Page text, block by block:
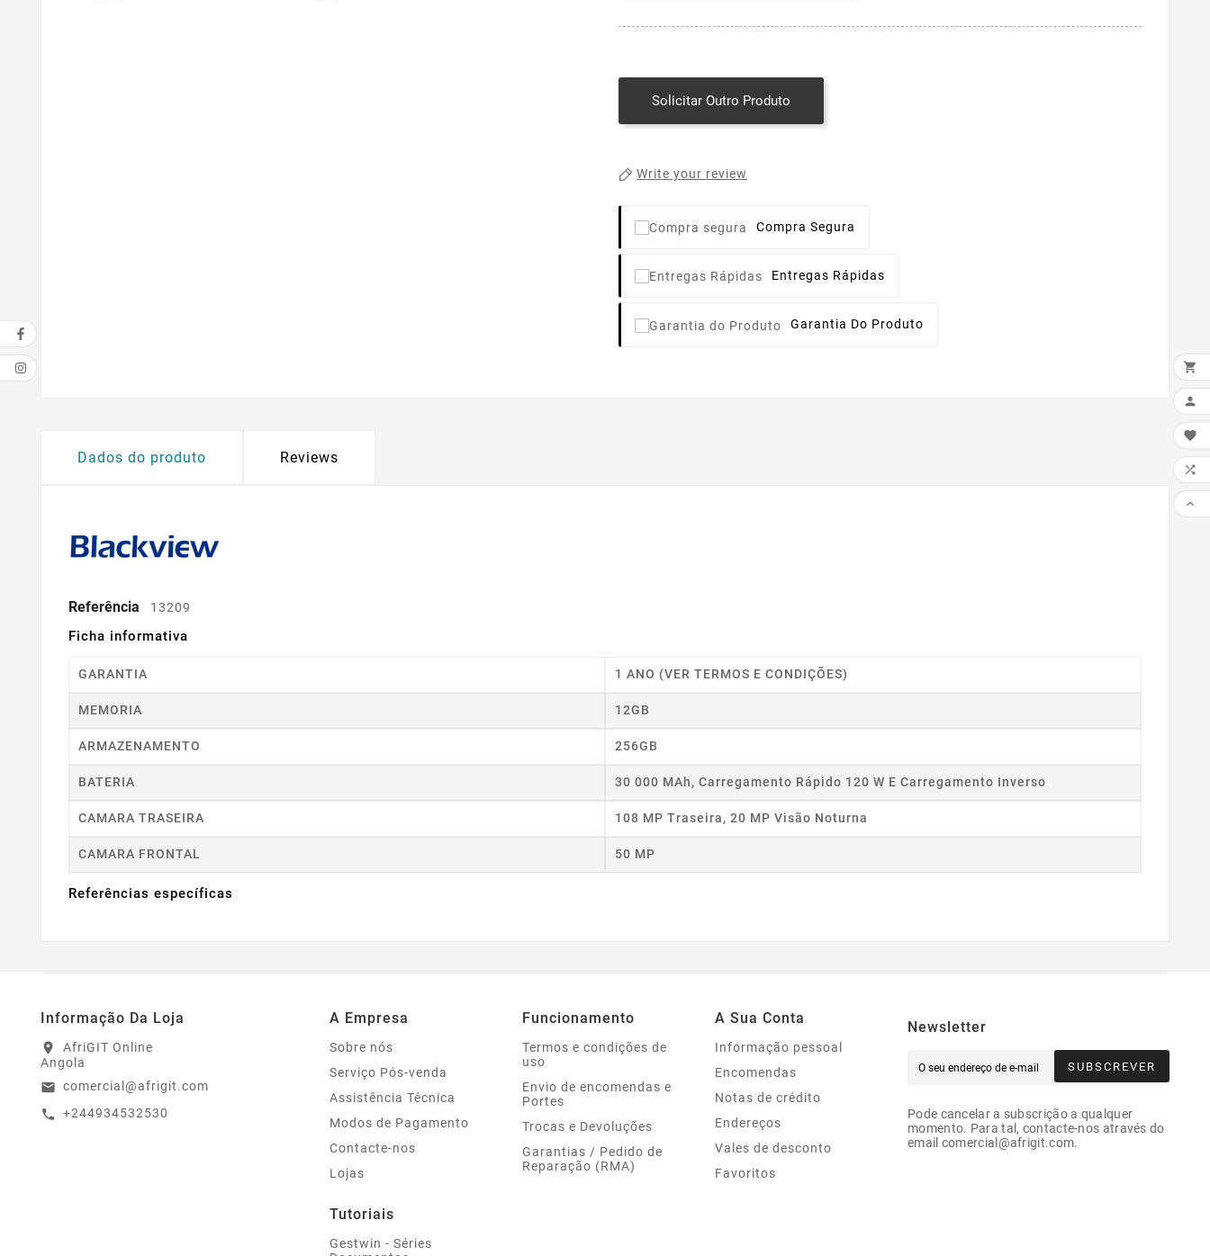
Solicitar Outro Produto
Write your review
Compra Segura
Entregas Rápidas
Garantia Do Produto
Dados do produto Reviews
Referência 13209
Ficha informativa
GARANTIA 1 ANO (VER TERMOS E CONDIÇÕES)
MEMORIA 12GB
ARMAZENAMENTO 256GB
BATERIA 30 000 MAh, Carregamento Rápido 120 W E Carregamento Inverso
CAMARA TRASEIRA 108 MP Traseira, 20 MP Visão Noturna
CAMARA FRONTAL 50 MP
Referências específicas
Informação Da Loja
location_on
AfriGIT Online
Angola
email comercial@afrigit.com
call +244934532530
A Empresa
Sobre nós
Serviço Pós-venda
Assistência Técnica
Modos de Pagamento
Contacte-nos
Lojas
Tutoriais
Gestwin - Séries
Funcionamento
Termos e condições de
uso
Envio de encomendas e
Portes
Trocas e Devoluções
Garantias / Pedido de
Reparação (RMA)
A Sua Conta
Informação pessoal
Encomendas
Notas de crédito
Endereços
Vales de desconto
Favoritos
Newsletter
SUBSCREVER
Pode cancelar a subscrição a qualquer
momento. Para tal, contacte-nos através do
email comercial@afrigit.com.




